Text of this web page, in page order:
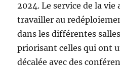
2024. Le service de la vie
travailler au
dans les différentes
priorisant celles qui ont
décalée avec des